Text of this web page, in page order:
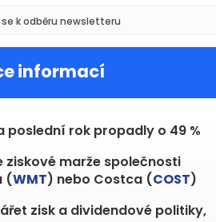
k odběru newsletteru
informací
poslední rok propadly o 49 %
ziskové marže společnosti
(WMT) nebo Costca (COST)
zisk a dividendové politiky,